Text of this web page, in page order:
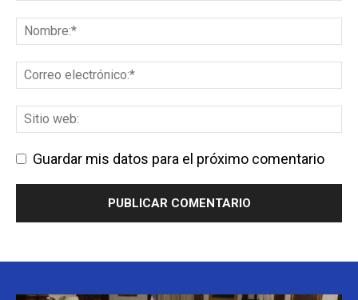
Guardar mis datos para el próximo comentario